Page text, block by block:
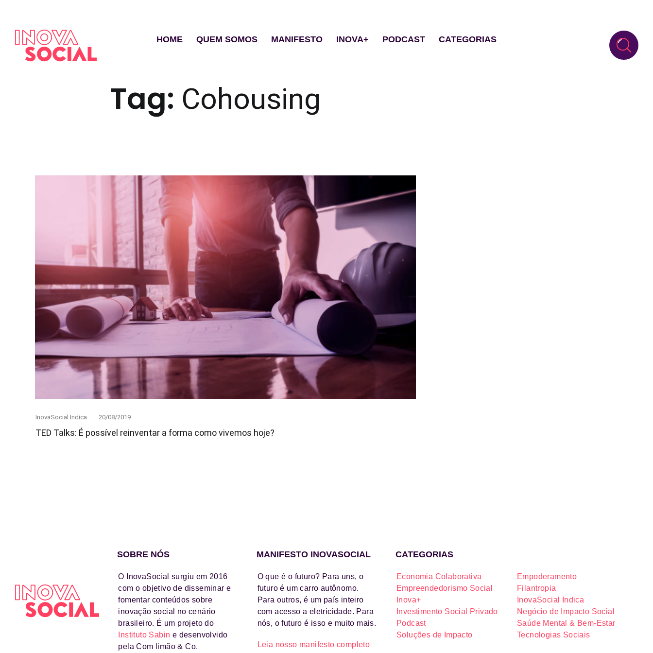
HOME QUEM SOMOS MANIFESTO INOVA+ PODCAST CATEGORIAS
Tag: Cohousing
Category
InovaSocial Indica
Posted
20/08/2019
TED Talks: É possível reinventar a forma como vivemos hoje?
SOBRE NÓS
O InovaSocial surgiu em 2016
com o objetivo de disseminar e
fomentar conteúdos sobre
inovação social no cenário
brasileiro. É um projeto do
Instituto Sabin e desenvolvido
pela Com limão & Co.
MANIFESTO INOVASOCIAL
O que é o futuro? Para uns, o
futuro é um carro autônomo.
Para outros, é um país inteiro
com acesso a eletricidade. Para
nós, o futuro é isso e muito mais.
Leia nosso manifesto completo
CATEGORIAS
Economia Colaborativa
Empoderamento
Empreendedorismo Social
Filantropia
Inova+
InovaSocial Indica
Investimento Social Privado
Negócio de Impacto Social
Podcast
Saúde Mental & Bem-Estar
Soluções de Impacto
Tecnologias Sociais